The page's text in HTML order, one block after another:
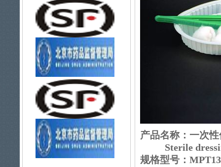
产品名称：一次
Sterile
规格型号：